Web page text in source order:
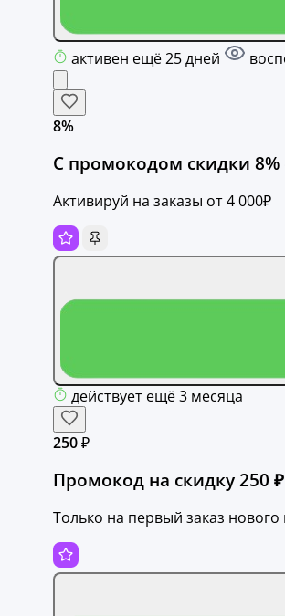
активен ещё 25 дней
8%
C промокодом скидки 8%
Активируй на заказы от 4 000₽
действует ещё 3 месяца
250 ₽
Промокод на скидку 250
Только на первый заказ нового